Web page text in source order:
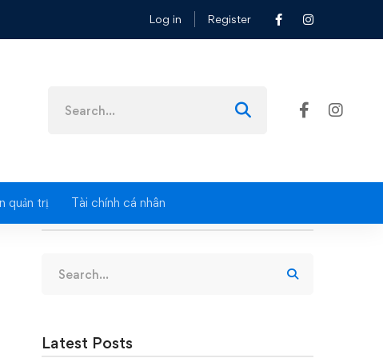
Log in Register
for:
quản trị Tài chính cá nhân
for:
Latest Posts